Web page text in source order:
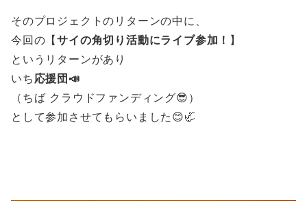
そのプロジェクトのリターンの中に、
今回の【サイの角切り活動にライブ参加！ 】
というリターンがあり
いち 応援団📣
（ちば クラウドファンディング😎）
として参加させてもらいました😊🦏